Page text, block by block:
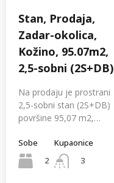
Stan, Prodaja,
Zadar-okolica,
Kožino, 95.07m2,
2,5-sobni (2S+DB)
Na prodaju je prostrani
2,5-sobni stan (2S+DB)
površine 95,07 m2,…
Sobe
2
Kupaonice
3